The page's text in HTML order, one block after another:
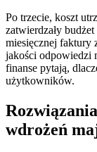
Po trzecie, koszt
zatwierdzały
miesięcznej faktury
jakości odpowiedzi
finanse pytają,
użytkowników.
wdrożeń